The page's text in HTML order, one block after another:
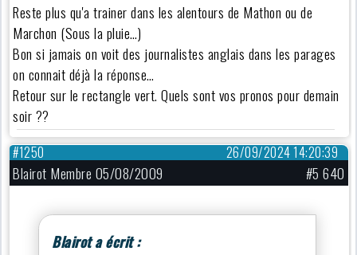
Reste plus qu'a trainer dans les alentours de Mathon ou de
Marchon (Sous la pluie…)
Bon si jamais on voit des journalistes anglais dans les parages
on connait déjà la réponse…
Retour sur le rectangle vert. Quels sont vos pronos pour demain
soir ??
26/09/2024 14:20:39
#1250
Blairot Membre 05/08/2009 #5 640
Blairot a écrit :